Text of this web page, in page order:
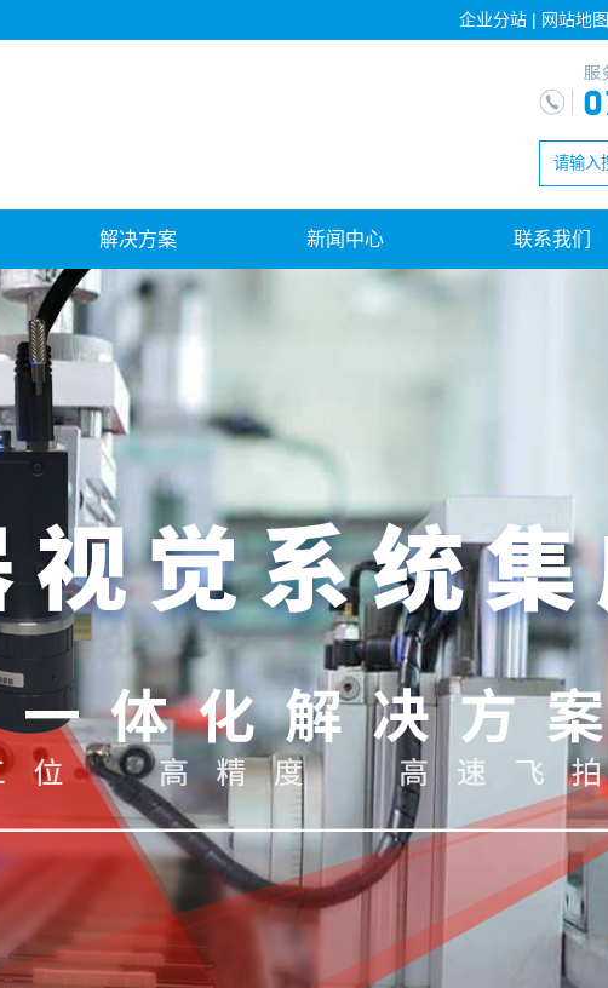
企业分站 | 网站地图
解决方案
河北机器人视觉
河北对位贴合系统
河北视觉与运控结合
河北飞拍对位系统
新闻中心
公司新闻
联系我们